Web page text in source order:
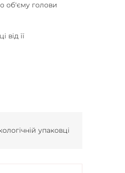
об'єму голови
від її
упаковці